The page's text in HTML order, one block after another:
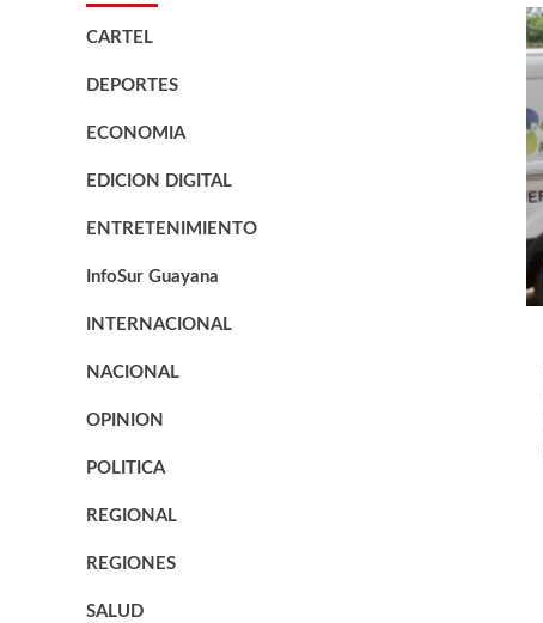
CARTEL
DEPORTES
ECONOMIA
EDICION DIGITAL
ENTRETENIMIENTO
InfoSur Guayana
INTERNACIONAL
NACIONAL
OPINION
POLITICA
REGIONAL
REGIONES
SALUD